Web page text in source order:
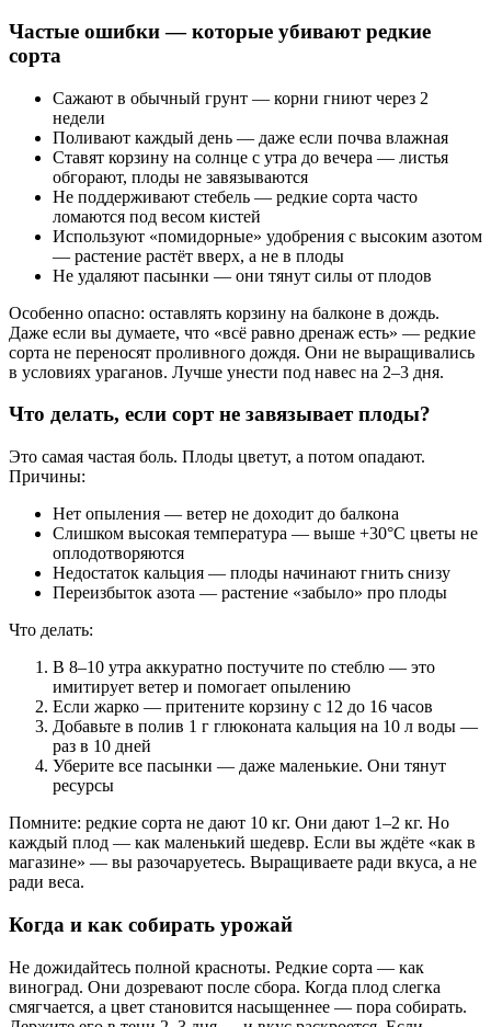
Частые ошибки — которые убивают редкие
сорта
Сажают в обычный грунт — корни гниют через 2
недели
Поливают каждый день — даже если почва влажная
Ставят корзину на солнце с утра до вечера — листья
обгорают, плоды не завязываются
Не поддерживают стебель — редкие сорта часто
ломаются под весом кистей
Используют «помидорные» удобрения с высоким азотом
— растение растёт вверх, а не в плоды
Не удаляют пасынки — они тянут силы от плодов
Особенно опасно: оставлять корзину на балконе в дождь.
Даже если вы думаете, что «всё равно дренаж есть» — редкие
сорта не переносят проливного дождя. Они не выращивались
в условиях ураганов. Лучше унести под навес на 2–3 дня.
Что делать, если сорт не завязывает плоды?
Это самая частая боль. Плоды цветут, а потом опадают.
Причины:
Нет опыления — ветер не доходит до балкона
Слишком высокая температура — выше +30°C цветы не
оплодотворяются
Недостаток кальция — плоды начинают гнить снизу
Переизбыток азота — растение «забыло» про плоды
Что делать:
В 8–10 утра аккуратно постучите по стеблю — это
имитирует ветер и помогает опылению
Если жарко — притените корзину с 12 до 16 часов
Добавьте в полив 1 г глюконата кальция на 10 л воды —
раз в 10 дней
Уберите все пасынки — даже маленькие. Они тянут
ресурсы
Помните: редкие сорта не дают 10 кг. Они дают 1–2 кг. Но
каждый плод — как маленький шедевр. Если вы ждёте «как в
магазине» — вы разочаруетесь. Выращиваете ради вкуса, а не
ради веса.
Когда и как собирать урожай
Не дожидайтесь полной красноты. Редкие сорта — как
виноград. Они дозревают после сбора. Когда плод слегка
смягчается, а цвет становится насыщеннее — пора собирать.